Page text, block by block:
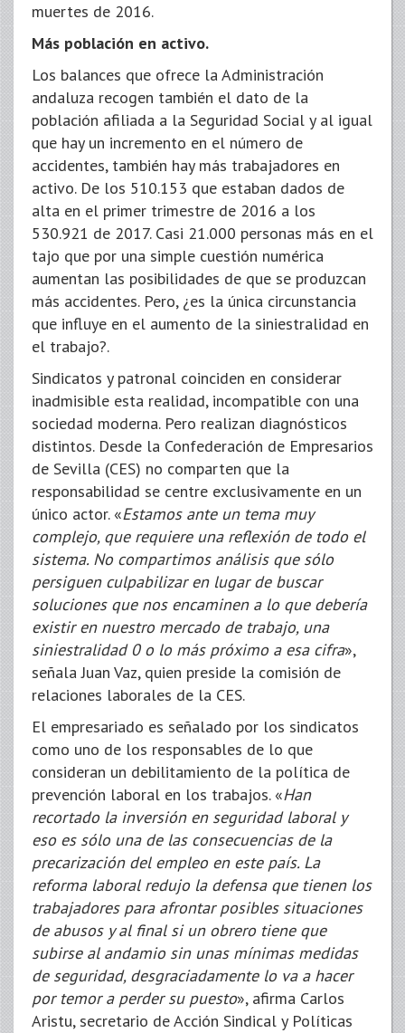
muertes de 2016.
Más población en activo.
Los balances que ofrece la Administración
andaluza recogen también el dato de la
población afiliada a la Seguridad Social y al igual
que hay un incremento en el número de
accidentes, también hay más trabajadores en
activo. De los 510.153 que estaban dados de
alta en el primer trimestre de 2016 a los
530.921 de 2017. Casi 21.000 personas más en el
tajo que por una simple cuestión numérica
aumentan las posibilidades de que se produzcan
más accidentes. Pero, ¿es la única circunstancia
que influye en el aumento de la siniestralidad en
el trabajo?.
Sindicatos y patronal coinciden en considerar
inadmisible esta realidad, incompatible con una
sociedad moderna. Pero realizan diagnósticos
distintos. Desde la Confederación de Empresarios
de Sevilla (CES) no comparten que la
responsabilidad se centre exclusivamente en un
único actor. «Estamos ante un tema muy
complejo, que requiere una reflexión de todo el
sistema. No compartimos análisis que sólo
persiguen culpabilizar en lugar de buscar
soluciones que nos encaminen a lo que debería
existir en nuestro mercado de trabajo, una
siniestralidad 0 o lo más próximo a esa cifra»,
señala Juan Vaz, quien preside la comisión de
relaciones laborales de la CES.
El empresariado es señalado por los sindicatos
como uno de los responsables de lo que
consideran un debilitamiento de la política de
prevención laboral en los trabajos. «Han
recortado la inversión en seguridad laboral y
eso es sólo una de las consecuencias de la
precarización del empleo en este país. La
reforma laboral redujo la defensa que tienen los
trabajadores para afrontar posibles situaciones
de abusos y al final si un obrero tiene que
subirse al andamio sin unas mínimas medidas
de seguridad, desgraciadamente lo va a hacer
por temor a perder su puesto», afirma Carlos
Aristu, secretario de Acción Sindical y Políticas